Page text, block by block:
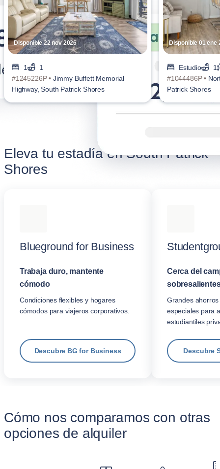
Disponible 22 nov 2026
1
1
#1245226P • Jimmy Buffett Memorial
Highway, South Patrick Shores
Disponible 01 ene
Estudio
1
#1044486P •
Patrick Shores
Eleva tu estadía en South Patrick
Shores
Blueground for Business
Trabaja duro, mantente
cómodo
Condiciones flexibles y hogares
cómodos para viajeros corporativos.
Descubre BG for Business
Cerca del
Grandes
especiales para
estudiantiles
Descubre
Cómo nos comparamos con otras
opciones de alquiler